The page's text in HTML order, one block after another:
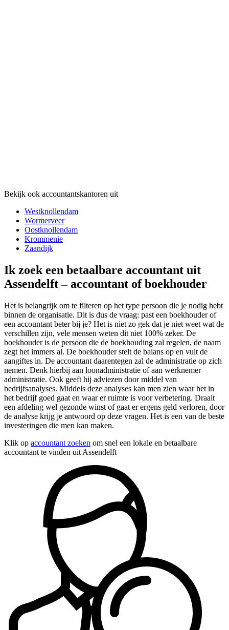
Bekijk ook accountantskantoren uit
Westknollendam
Wormerveer
Oostknollendam
Krommenie
Zaandijk
Ik zoek een betaalbare accountant uit
Assendelft – accountant of boekhouder
Het is belangrijk om te filteren op het type persoon die je nodig hebt
binnen de organisatie. Dit is dus de vraag: past een boekhouder of
een accountant beter bij je? Het is niet zo gek dat je niet weet wat de
verschillen zijn, vele mensen weten dit niet 100% zeker. De
boekhouder is de persoon die de boekhouding zal regelen, de naam
zegt het immers al. De boekhouder stelt de balans op en vult de
aangiftes in. De accountant daarentegen zal de administratie op zich
nemen. Denk hierbij aan loonadministratie of aan werknemer
administratie. Ook geeft hij adviezen door middel van
bedrijfsanalyses. Middels deze analyses kan men zien waar het in
het bedrijf goed gaat en waar er ruimte is voor verbetering. Draait
een afdeling wel gezonde winst of gaat er ergens geld verloren, door
de analyse krijg je antwoord op deze vragen. Het is een van de beste
investeringen die men kan maken.
Klik op accountant zoeken om snel een lokale en betaalbare
accountant te vinden uit Assendelft